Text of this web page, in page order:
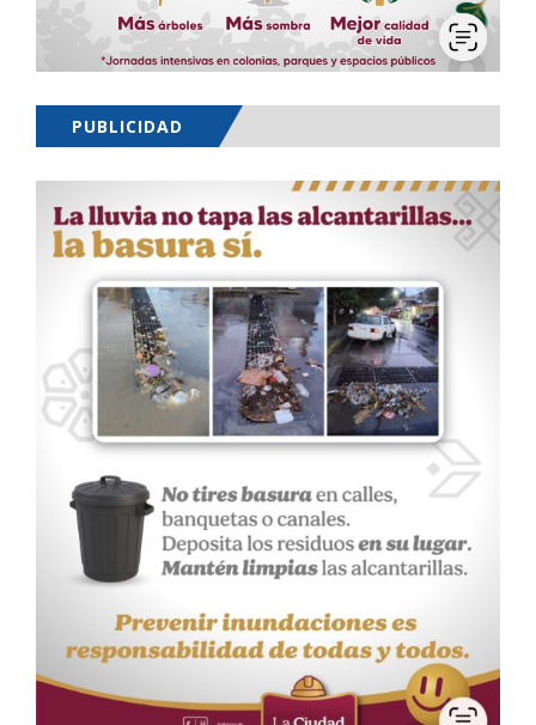
PUBLICIDAD